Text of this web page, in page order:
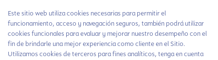
Escúchanos en Spotify
Este sitio web utiliza cookies necesarias para permitir el
funcionamiento, acceso y navegación seguros, también podrá utilizar
cookies funcionales para evaluar y mejorar nuestro desempeño con el
fin de brindarle una mejor experiencia como cliente en el Sitio.
Utilizamos cookies de terceros para fines analíticos, tenga en cuenta